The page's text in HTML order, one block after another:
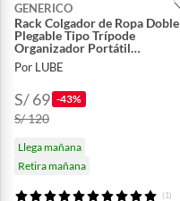
GENERICO
Rack Colgador de Ropa Doble
Plegable Tipo Trípode
Organizador Portátil
Minimalista
Por LUBE
S/ 69 -43%
S/ 120
Llega mañana
Retira mañana
(1)